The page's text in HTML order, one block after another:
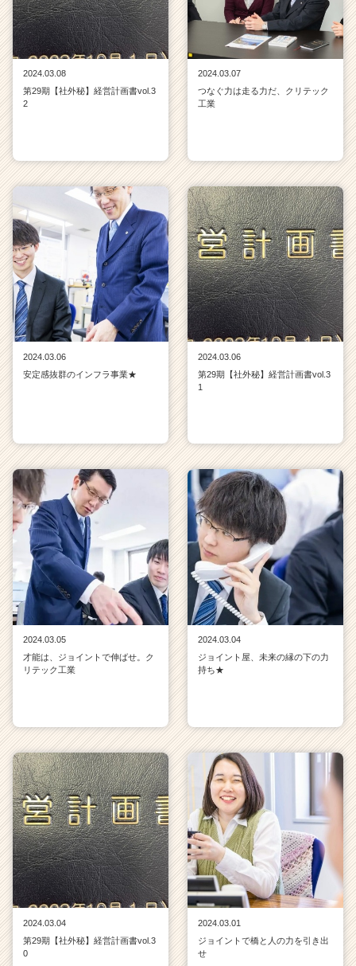
2024.03.08
第29期【社外秘】経営計画書vol.3
2
2024.03.07
つなぐ力は走る力だ、クリテック
工業
2024.03.06
安定感抜群のインフラ事業★
2024.03.06
第29期【社外秘】経営計画書vol.3
1
2024.03.05
才能は、ジョイントで伸ばせ。ク
リテック工業
2024.03.04
ジョイント屋、未来の縁の下の力
持ち★
2024.03.04
第29期【社外秘】経営計画書vol.3
0
2024.03.01
ジョイントで橋と人の力を引き出
せ